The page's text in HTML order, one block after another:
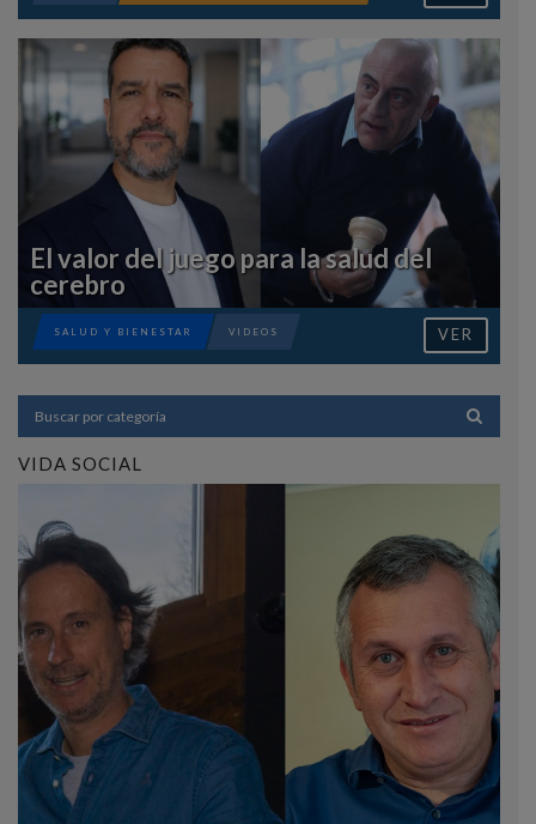
El valor del juego para la salud del
cerebro
VIDEOS
SALUD Y BIENESTAR VER
VIDA SOCIAL